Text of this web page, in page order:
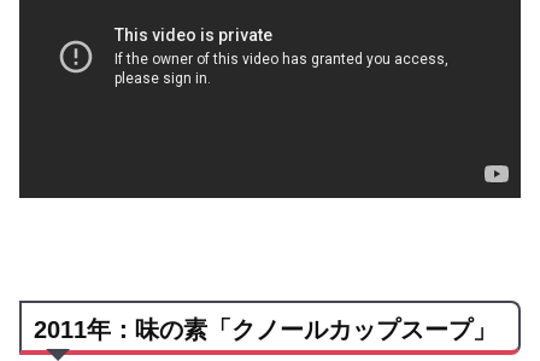
2011年：味の素「クノールカップスープ」